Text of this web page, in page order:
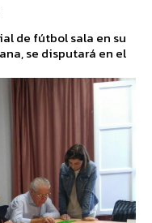
de fútbol sala en su
se disputará en el